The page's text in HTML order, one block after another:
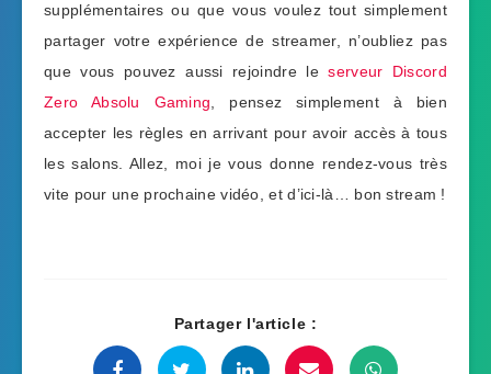
supplémentaires ou que vous voulez tout simplement
partager votre expérience de streamer, n’oubliez pas
que vous pouvez aussi rejoindre leserveur Discord
Zero Absolu Gaming , pensez simplement à bien
accepter les règles en arrivant pour avoir accès à tous
les salons. Allez, moi je vous donne rendez-vous très
vite pour une prochaine vidéo, et d’ici-là… bon stream !
Partager l'article :